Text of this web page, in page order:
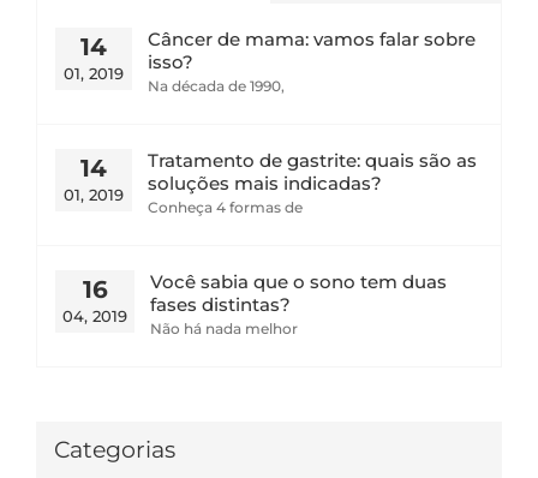
14
01, 2019
Câncer de mama: vamos falar sobre
isso?
Na década de 1990,
14
01, 2019
Tratamento de gastrite: quais são as
soluções mais indicadas?
Conheça 4 formas de
16
04, 2019
Você sabia que o sono tem duas
fases distintas?
Não há nada melhor
Categorias